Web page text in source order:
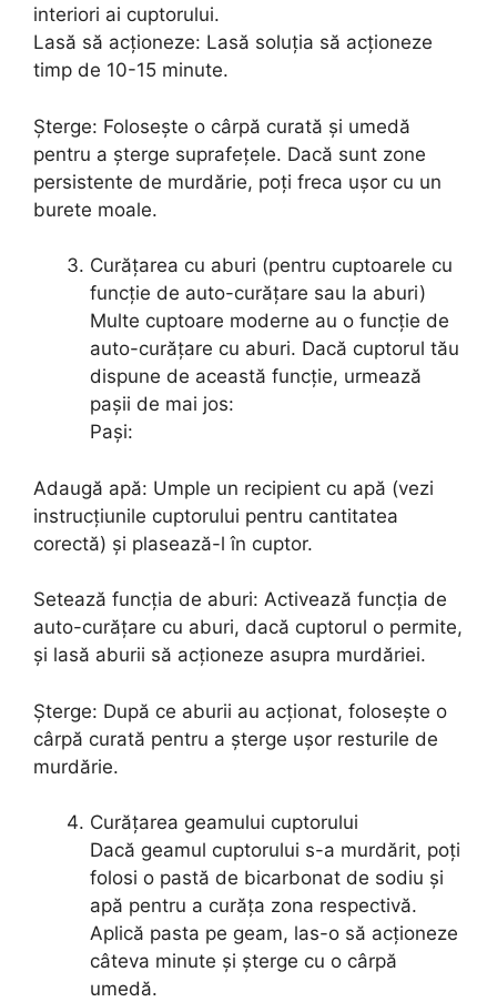
interiori ai cuptorului.
Lasă să acționeze: Lasă soluția să acționeze
timp de 10-15 minute.
Șterge: Folosește o cârpă curată și umedă
pentru a șterge suprafețele. Dacă sunt zone
persistente de murdărie, poți freca ușor cu un
burete moale.
Curățarea cu aburi (pentru cuptoarele cu
funcție de auto-curățare sau la aburi)
Multe cuptoare moderne au o funcție de
auto-curățare cu aburi. Dacă cuptorul tău
dispune de această funcție, urmează
pașii de mai jos:
Pași:
Adaugă apă: Umple un recipient cu apă (vezi
instrucțiunile cuptorului pentru cantitatea
corectă) și plasează-l în cuptor.
Setează funcția de aburi: Activează funcția de
auto-curățare cu aburi, dacă cuptorul o permite,
și lasă aburii să acționeze asupra murdăriei.
Șterge: După ce aburii au acționat, folosește o
cârpă curată pentru a șterge ușor resturile de
murdărie.
Curățarea geamului cuptorului
Dacă geamul cuptorului s-a murdărit, poți
folosi o pastă de bicarbonat de sodiu și
apă pentru a curăța zona respectivă.
Aplică pasta pe geam, las-o să acționeze
câteva minute și șterge cu o cârpă
umedă.